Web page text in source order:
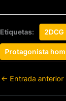
Etiquetas: 2DCG
Protagonista
← Entrada anterior